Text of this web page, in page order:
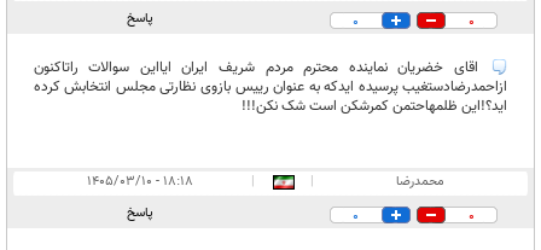
0
0 پاسخ
اقای خضریان نماینده محترم مردم شریف ایران ایااین سوالات راتاکنون
ازاحمدرضادستغیب پرسیده ایدکه به عنوان رییس بازوی نظارتی مجلس انتخابش کرده
اید؟!این ظلمهاحتمن کمرشکن است شک نکن!!!
محمدرضا |
|
۱۸:۱۸ - ۱۴۰۵/۰۳/۱۰
0
0 پاسخ